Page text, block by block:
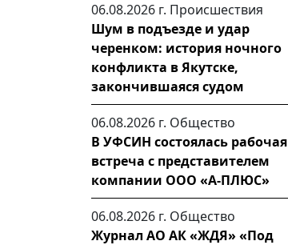
06.08.2026 г. Происшествия
Шум в подъезде и удар
черенком: история ночного
конфликта в Якутске,
закончившаяся судом
06.08.2026 г. Общество
В УФСИН состоялась рабочая
встреча с представителем
компании ООО «А-ПЛЮС»
06.08.2026 г. Общество
Журнал АО АК «ЖДЯ» «Под